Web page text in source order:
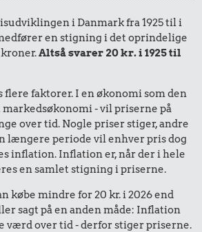
i Danmark fra 1925 til i
en stigning i det oprindelige
kroner.Altså svarer 20 kr. i 1925 til
faktorer. I en økonomi som den
markedsøkonomi - vil priserne på
over tid. Nogle priser stiger, andre
længere periode vil enhver pris dog
inflation. Inflation er, når der i hele
en samlet stigning i priserne.
købe mindre for 20 kr. i 2026 end
sagt på en anden måde: Inflation
værd over tid - derfor stiger priserne.